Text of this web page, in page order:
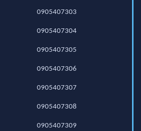
0905407303
0905407304
0905407305
0905407306
0905407307
0905407308
0905407309